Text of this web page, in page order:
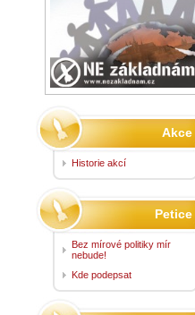
Akce
Historie akcí
Petice
Bez mírové politiky mír
nebude!
Kde podepsat